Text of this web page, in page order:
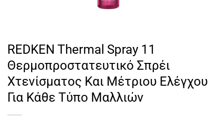
REDKEN Thermal Spray 11
Θερμοπροστατευτικό Σπρέι
Χτενίσματος Και Μέτριου Ελέγχου
Για Κάθε Τύπο Μαλλιών